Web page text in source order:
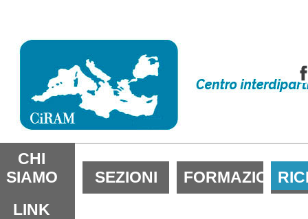
CHI
SIAMO
SEZIONI FORMAZIONE
LINK